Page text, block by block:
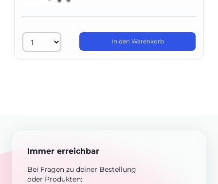
In den Warenkorb
Immer erreichbar
Bei Fragen zu deiner Bestellung
oder Produkten: